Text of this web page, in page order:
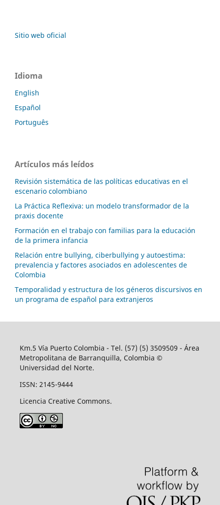
Sitio web oficial
Idioma
English
Español
Português
Artículos más leídos
Revisión sistemática de las políticas educativas en el
escenario colombiano
La Práctica Reflexiva: un modelo transformador de la
praxis docente
Formación en el trabajo con familias para la educación
de la primera infancia
Relación entre bullying, ciberbullying y autoestima:
prevalencia y factores asociados en adolescentes de
Colombia
Temporalidad y estructura de los géneros discursivos en
un programa de español para extranjeros
Km.5 Vía Puerto Colombia - Tel. (57) (5) 3509509 - Área
Metropolitana de Barranquilla, Colombia ©
Universidad del Norte.
ISSN: 2145-9444
Licencia Creative Commons.